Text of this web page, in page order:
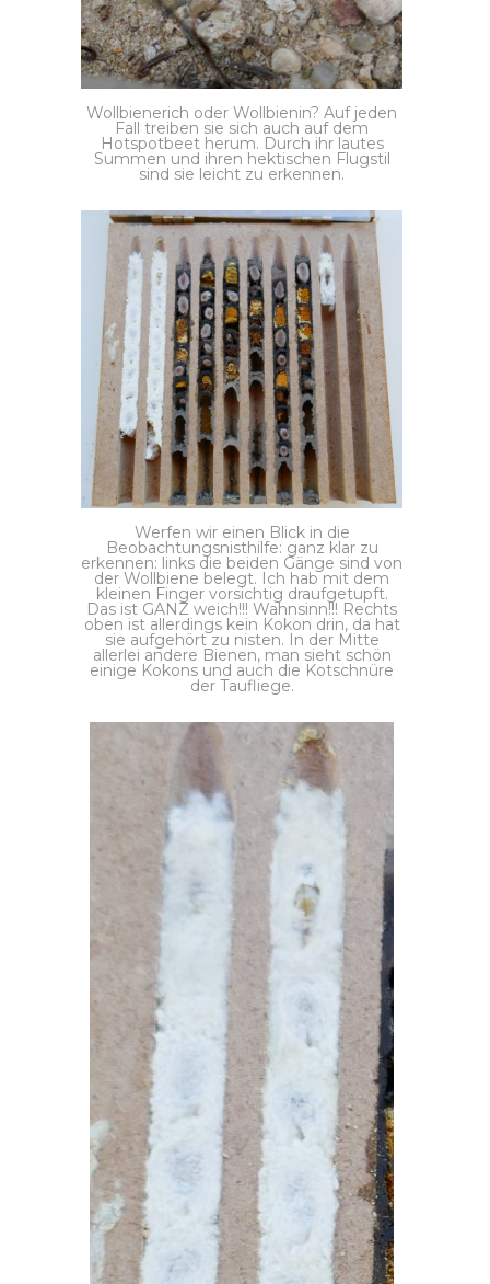
Wollbienerich oder Wollbienin? Auf jeden
Fall treiben sie sich auch auf dem
Hotspotbeet herum. Durch ihr lautes
Summen und ihren hektischen Flugstil
sind sie leicht zu erkennen.
Werfen wir einen Blick in die
Beobachtungsnisthilfe: ganz klar zu
erkennen: links die beiden Gänge sind von
der Wollbiene belegt. Ich hab mit dem
kleinen Finger vorsichtig draufgetupft.
Das ist GANZ weich!!! Wahnsinn!!! Rechts
oben ist allerdings kein Kokon drin, da hat
sie aufgehört zu nisten. In der Mitte
allerlei andere Bienen, man sieht schön
einige Kokons und auch die Kotschnüre
der Taufliege.